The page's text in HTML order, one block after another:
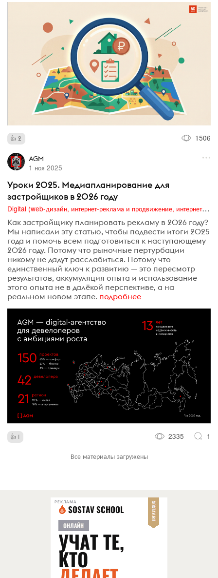
2 1506
AGM
1 ноя 2025
Уроки 2025. Медиапланирование для
застройщиков в 2026 году
Digital (web-дизайн, интернет-реклама и продвижение, интернет-сообщества и блоги, интернет-коммуникации, мобильный маркетинг, реклама на цифровых экранах)
Как застройщику планировать рекламу в 2026 году?
Мы написали эту статью, чтобы подвести итоги 2025
года и помочь всем подготовиться к наступающему
2026 году. Потому что рыночные пертурбации
никому не дадут расслабиться. Потому что
единственный ключ к развитию — это пересмотр
результатов, аккумуляция опыта и использование
этого опыта не в далёкой перспективе, а на
реальном новом этапе. подробнее
1 2335 1
Все материалы загружены
РЕКЛАМА